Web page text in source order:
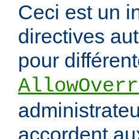
Ceci est un
directives
pour
accordent